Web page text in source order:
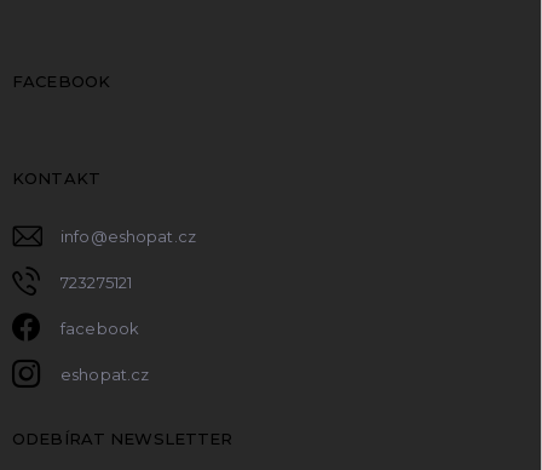
FACEBOOK
KONTAKT
info@eshopat.cz
723275121
facebook
eshopat.cz
ODEBÍRAT NEWSLETTER